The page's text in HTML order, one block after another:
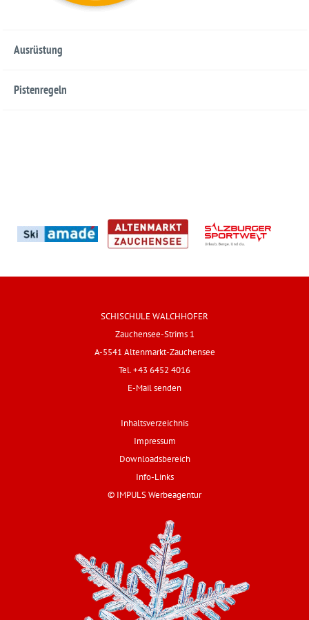
Ausrüstung
Pistenregeln
SCHISCHULE WALCHHOFER
Zauchensee-Strims 1
A-5541 Altenmarkt-Zauchensee
Tel. +43 6452 4016
E-Mail senden
Inhaltsverzeichnis
Impressum
Downloadsbereich
Info-Links
© IMPULS Werbeagentur